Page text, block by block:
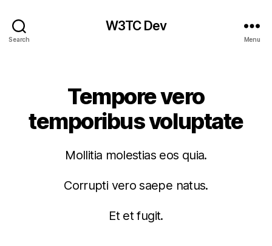
Search
W3TC Dev
Menu
Tempore vero
temporibus voluptate
Mollitia molestias eos quia.
Corrupti vero saepe natus.
Et et fugit.